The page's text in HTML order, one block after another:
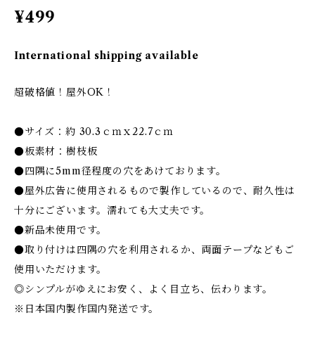
¥499
International shipping available
超破格値！屋外OK！
●サイズ：約 30.3ｃｍｘ22.7ｃｍ
●板素材：樹枝板
●四隅に5mm径程度の穴をあけております。
●屋外広告に使用されるもので製作しているので、耐久性は
十分にございます。濡れても大丈夫です。
●新品未使用です。
●取り付けは四隅の穴を利用されるか、両面テープなどもご
使用いただけます。
◎シンプルがゆえにお安く、よく目立ち、伝わります。
※日本国内製作国内発送です。